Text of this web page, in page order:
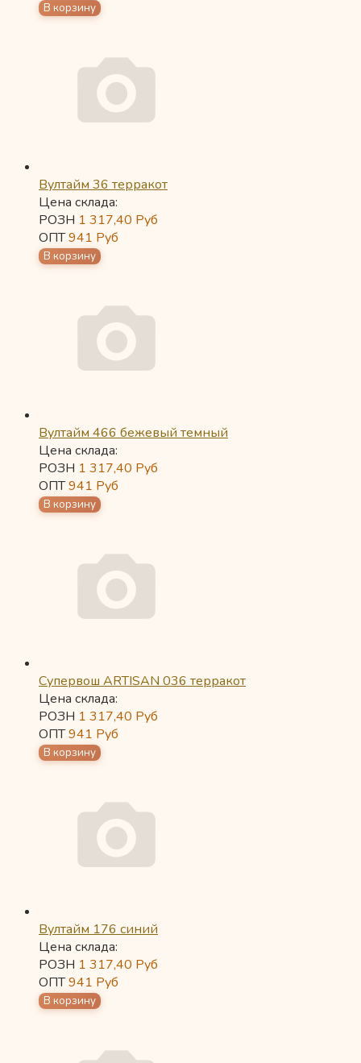
Вултайм 36 терракот
Цена склада:
РОЗН 1 317,40 Руб
ОПТ941 Руб
Вултайм 466 бежевый темный
Цена склада:
РОЗН 1 317,40 Руб
ОПТ941 Руб
Супервош ARTISAN 036 терракот
Цена склада:
РОЗН 1 317,40 Руб
ОПТ941 Руб
Вултайм 176 синий
Цена склада:
РОЗН 1 317,40 Руб
ОПТ941 Руб